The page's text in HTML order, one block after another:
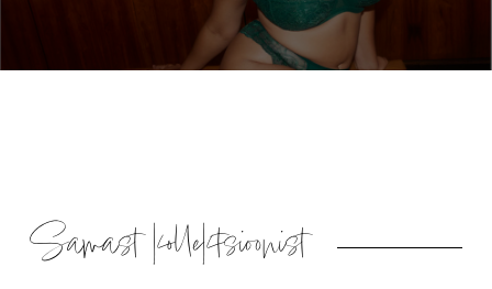
Samast kollektsioonist